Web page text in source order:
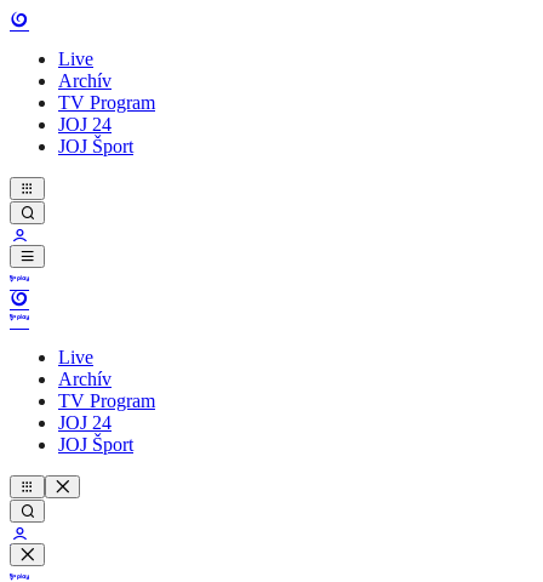
Live
Archív
TV Program
JOJ 24
JOJ Šport
Live
Archív
TV Program
JOJ 24
JOJ Šport